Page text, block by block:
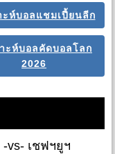
ะห์บอลแชมเปี้ยนลีก
ะห์บอลคัดบอลโลก
2026
vs- เชฟฯยูฯ